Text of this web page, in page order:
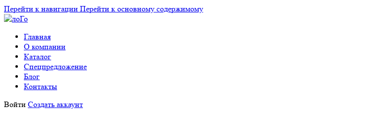
Перейти к навигации Перейти к основному содержимому
Главная
О компании
Каталог
Спецпредложение
Блог
Контакты
Войти Создать аккаунт